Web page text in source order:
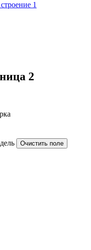
1
2
Очистить поле